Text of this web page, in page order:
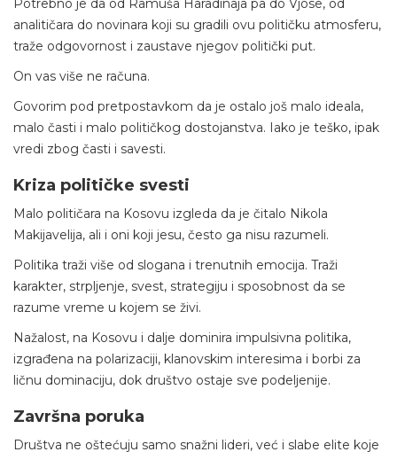
Potrebno je da od Ramuša Haradinaja pa do Vjose, od
analitičara do novinara koji su gradili ovu političku atmosferu,
traže odgovornost i zaustave njegov politički put.
On vas više ne računa.
Govorim pod pretpostavkom da je ostalo još malo ideala,
malo časti i malo političkog dostojanstva. Iako je teško, ipak
vredi zbog časti i savesti.
Kriza političke svesti
Malo političara na Kosovu izgleda da je čitalo Nikola
Makijavelija, ali i oni koji jesu, često ga nisu razumeli.
Politika traži više od slogana i trenutnih emocija. Traži
karakter, strpljenje, svest, strategiju i sposobnost da se
razume vreme u kojem se živi.
Nažalost, na Kosovu i dalje dominira impulsivna politika,
izgrađena na polarizaciji, klanovskim interesima i borbi za
ličnu dominaciju, dok društvo ostaje sve podeljenije.
Završna poruka
Društva ne oštećuju samo snažni lideri, već i slabe elite koje